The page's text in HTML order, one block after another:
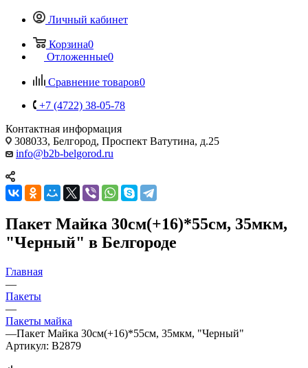
Личный кабинет
Корзина0
Отложенные0
Сравнение товаров0
+7 (4722) 38-05-78
Контактная информация
308033, Белгород, Проспект Ватутина, д.25
info@b2b-belgorod.ru
Пакет Майка 30см(+16)*55см, 35мкм,
"Черный" в Белгороде
Главная
—
Пакеты
—
Пакеты майка
—Пакет Майка 30см(+16)*55см, 35мкм, "Черный"
Артикул: B2879